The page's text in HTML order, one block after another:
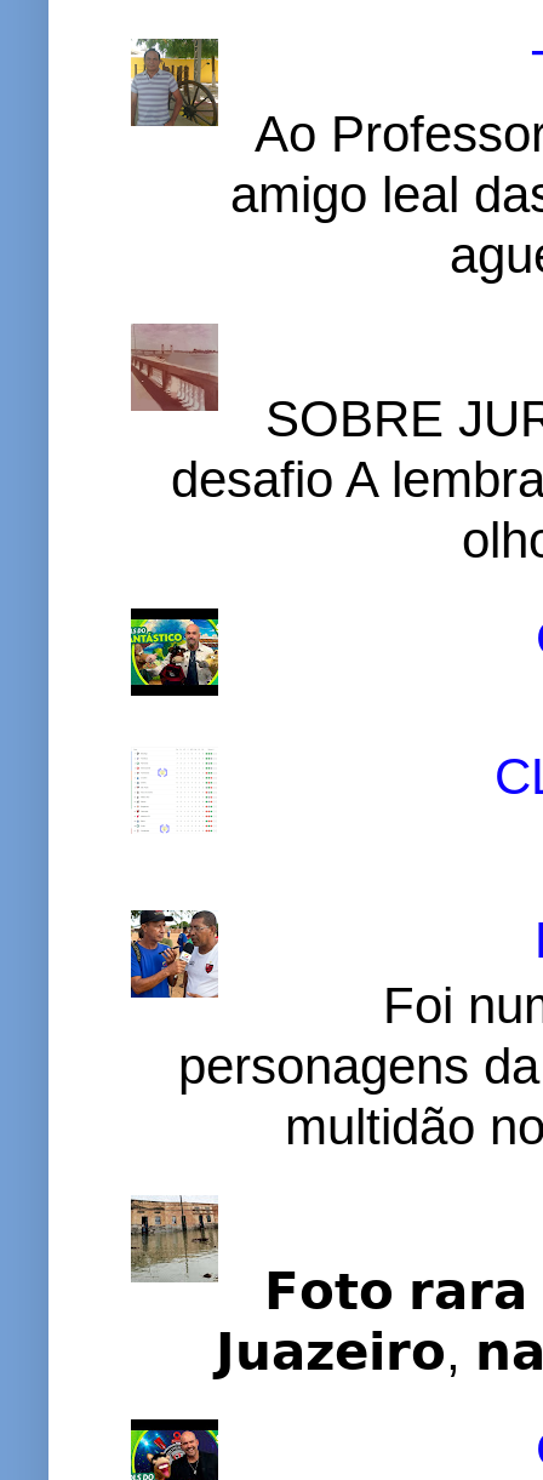
Ao
amigo leal
SOBRE
desafio A
Foi
personagens
multidão
𝗙𝗼𝘁𝗼
𝗝𝘂𝗮𝘇𝗲𝗶𝗿𝗼,